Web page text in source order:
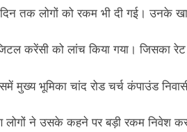
तक लोगों को रकम भी दी गई। उनके
करेंसी को लांच किया गया। जिसका
मुख्य भूमिका चांद रोड चर्च कंपाउंड
लोगों ने उसके कहने पर बड़ी रकम निवेश